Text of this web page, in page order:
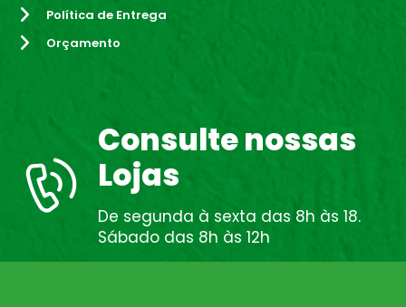
Política de Entrega
Orçamento
Consulte nossas
Lojas
De segunda à sexta das 8h às 18.
Sábado das 8h às 12h